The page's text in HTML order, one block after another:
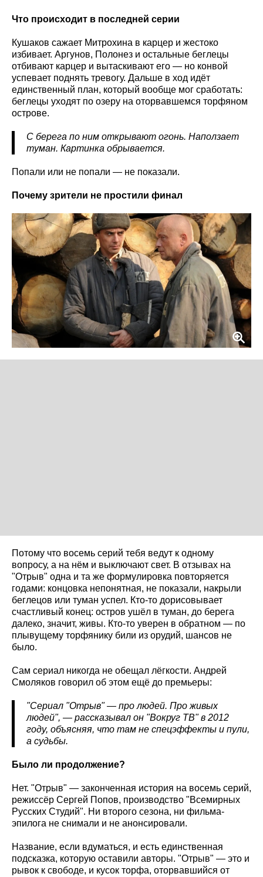
Что происходит в последней серии
Кушаков сажает Митрохина в карцер и жестоко
избивает. Аргунов, Полонез и остальные беглецы
отбивают карцер и вытаскивают его — но конвой
успевает поднять тревогу. Дальше в ход идёт
единственный план, который вообще мог сработать:
беглецы уходят по озеру на оторвавшемся торфяном
острове.
С берега по ним открывают огонь. Наползает
туман. Картинка обрывается.
Попали или не попали — не показали.
Почему зрители не простили финал
Потому что восемь серий тебя ведут к одному
вопросу, а на нём и выключают свет. В отзывах на
"Отрыв" одна и та же формулировка повторяется
годами: концовка непонятная, не показали, накрыли
беглецов или туман успел. Кто-то дорисовывает
счастливый конец: остров ушёл в туман, до берега
далеко, значит, живы. Кто-то уверен в обратном — по
плывущему торфянику били из орудий, шансов не
было.
Сам сериал никогда не обещал лёгкости. Андрей
Смоляков говорил об этом ещё до премьеры:
"Сериал "Отрыв" — про людей. Про живых
людей", — рассказывал он "Вокруг ТВ" в 2012
году, объясняя, что там не спецэффекты и пули,
а судьбы.
Было ли продолжение?
Нет. "Отрыв" — законченная история на восемь серий,
режиссёр Сергей Попов, производство "Всемирных
Русских Студий". Ни второго сезона, ни фильма-
эпилога не снимали и не анонсировали.
Название, если вдуматься, и есть единственная
подсказка, которую оставили авторы. "Отрыв" — это и
рывок к свободе, и кусок торфа, оторвавшийся от